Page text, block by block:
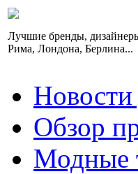
Лучшие бренды,
Рима, Лондона, Берлина...
Обзор
Модные